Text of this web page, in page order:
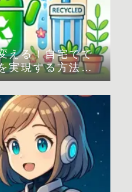
える！自宅でで
実現する方法